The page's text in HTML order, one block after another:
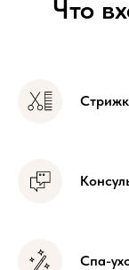
Что
Спа-